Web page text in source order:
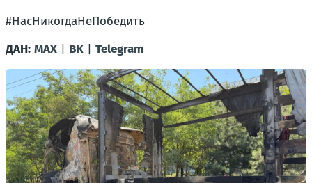
#НасНикогдаНеПобедить
ДАН: MAX ВК Telegram